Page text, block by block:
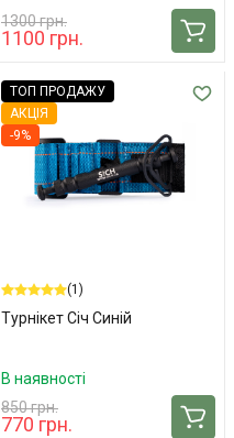
1300 грн.
1100 грн.
ТОП ПРОДАЖУ
АКЦІЯ
-9%
(1)
Турнікет Січ Синій
В наявності
850 грн.
770 грн.